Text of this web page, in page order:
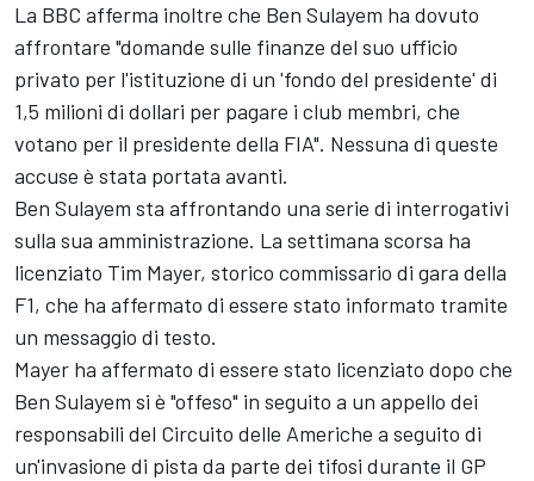
La BBC afferma inoltre che Ben Sulayem ha dovuto
affrontare "domande sulle finanze del suo ufficio
privato per l'istituzione di un 'fondo del presidente' di
1,5 milioni di dollari per pagare i club membri, che
votano per il presidente della FIA". Nessuna di queste
accuse è stata portata avanti.
Ben Sulayem sta affrontando una serie di interrogativi
sulla sua amministrazione. La settimana scorsa ha
licenziato Tim Mayer, storico commissario di gara della
F1, che ha affermato di essere stato informato tramite
un messaggio di testo.
Mayer ha affermato di essere stato licenziato dopo che
Ben Sulayem si è "offeso" in seguito a un appello dei
responsabili del Circuito delle Americhe a seguito di
un'invasione di pista da parte dei tifosi durante il GP